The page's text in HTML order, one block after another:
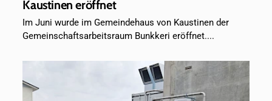
Kaustinen eröffnet
Im Juni wurde im Gemeindehaus von Kaustinen der
Gemeinschaftsarbeitsraum Bunkkeri eröffnet....